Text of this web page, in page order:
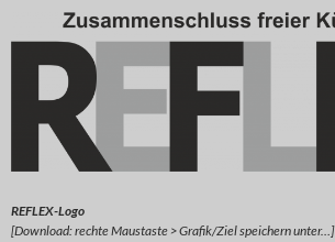
REFLEX-Logo
[Download: rechte Maustaste > Grafik/Ziel speichern unter…]